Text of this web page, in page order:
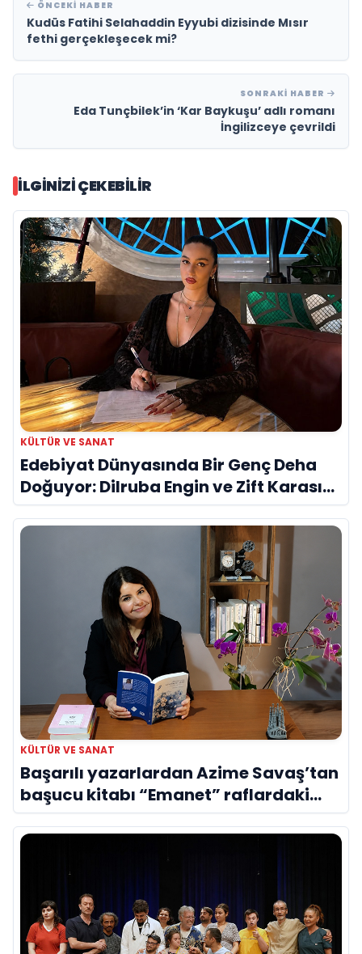
ÖNCEKI HABER
Kudüs Fatihi Selahaddin Eyyubi dizisinde Mısır
fethi gerçekleşecek mi?
SONRAKI HABER
Eda Tunçbilek’in ‘Kar Baykuşu’ adlı romanı
İngilizceye çevrildi
İLGINIZI ÇEKEBILIR
KÜLTÜR VE SANAT
Edebiyat Dünyasında Bir Genç Deha
Doğuyor: Dilruba Engin ve Zift Karası
Evreni ‘AVENOİR’
KÜLTÜR VE SANAT
Başarılı yazarlardan Azime Savaş’tan
başucu kitabı “Emanet” raflardaki
yerini aldı